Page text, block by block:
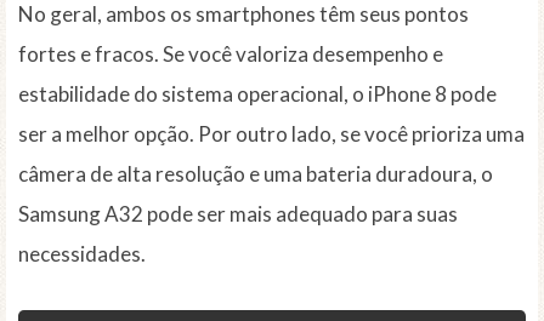
No geral, ambos os smartphones têm seus pontos
fortes e fracos. Se você valoriza desempenho e
estabilidade do sistema operacional, o iPhone 8 pode
ser a melhor opção. Por outro lado, se você prioriza uma
câmera de alta resolução e uma bateria duradoura, o
Samsung A32 pode ser mais adequado para suas
necessidades.